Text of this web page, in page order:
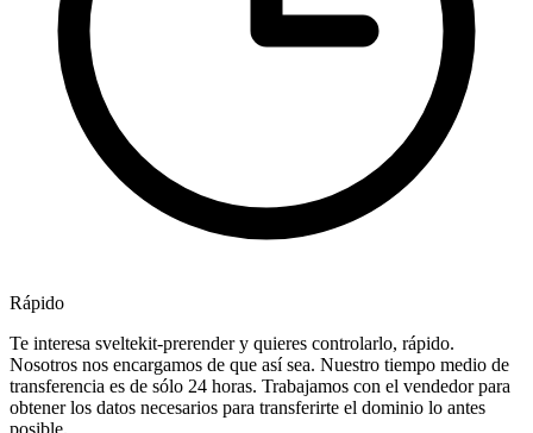
Rápido
Te interesa sveltekit-prerender y quieres controlarlo, rápido.
Nosotros nos encargamos de que así sea. Nuestro tiempo medio de
transferencia es de sólo 24 horas. Trabajamos con el vendedor para
obtener los datos necesarios para transferirte el dominio lo antes